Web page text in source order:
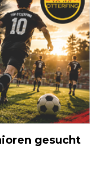
gesucht